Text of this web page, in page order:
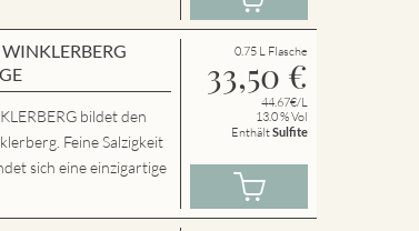
bildet den
Feine Salzigkeit
sich eine einzigartige
0.75 L Flasche
33,50 €
44.67€/L
13.0 % Vol
EnthältSulfite